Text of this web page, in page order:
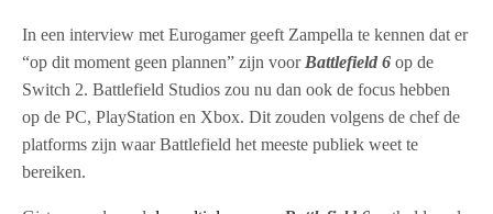
In een interview met Eurogamer geeft Zampella te kennen dat er
“op dit moment geen plannen” zijn voor Battlefield 6 op de
Switch 2. Battlefield Studios zou nu dan ook de focus hebben
op de PC, PlayStation en Xbox. Dit zouden volgens de chef de
platforms zijn waar Battlefield het meeste publiek weet te
bereiken.